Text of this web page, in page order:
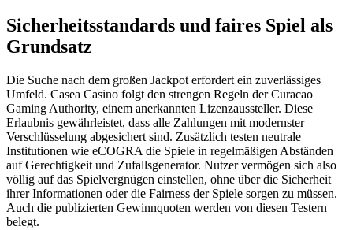
Sicherheitsstandards und faires Spiel als
Grundsatz
Die Suche nach dem großen Jackpot erfordert ein zuverlässiges
Umfeld. Casea Casino folgt den strengen Regeln der Curacao
Gaming Authority, einem anerkannten Lizenzaussteller. Diese
Erlaubnis gewährleistet, dass alle Zahlungen mit modernster
Verschlüsselung abgesichert sind. Zusätzlich testen neutrale
Institutionen wie eCOGRA die Spiele in regelmäßigen Abständen
auf Gerechtigkeit und Zufallsgenerator. Nutzer vermögen sich also
völlig auf das Spielvergnügen einstellen, ohne über die Sicherheit
ihrer Informationen oder die Fairness der Spiele sorgen zu müssen.
Auch die publizierten Gewinnquoten werden von diesen Testern
belegt.